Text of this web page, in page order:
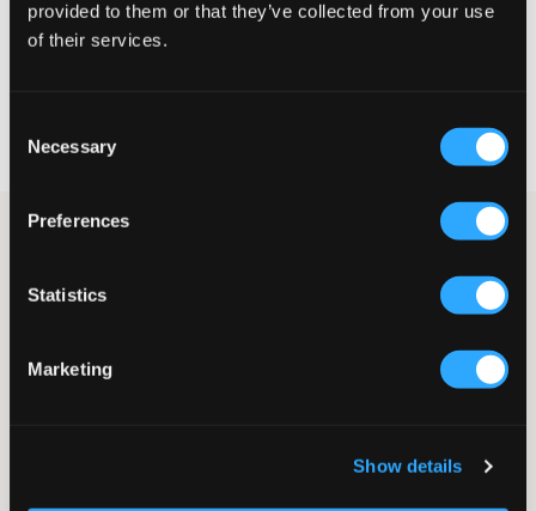
provided to them or that they’ve collected from your use
of their services.
Selection
Necessary
Preferences
Statistics
Marketing
Show details
VÄLJ STORLEK
Öppet köp
2-4 vardagar
Vita låga sneakers från Emporio Armani EA7. Skorna är
ytterskal av skinn. Upptill finns snören och sulhöjden är 2.5 cm.
Snygga till jeans eller chinos med passar också bra till shorts,
Sneakers
Snörning